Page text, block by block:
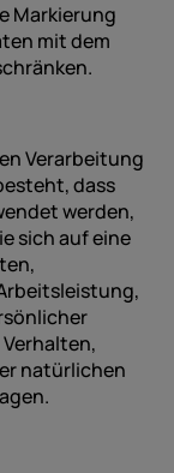
Markierung
mit dem
Verarbeitung
dass
werden,
sich auf eine
natürlichen